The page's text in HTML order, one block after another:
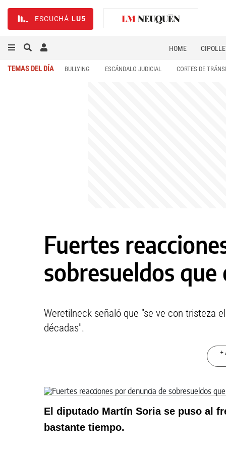
ESCUCHÁ LU5
HOME
TEMAS DEL DÍA BULLYING ESCÁNDALO JUDICIAL CORTES DE
Fuertes
sobresueldos
Weretilneck señaló que "se ve con tristeza
décadas".
+
El diputado Martín Soria se puso al
bastante tiempo.